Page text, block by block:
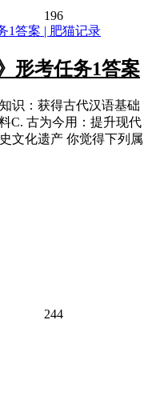
196
形考任务1答案
识：获得古代汉语基础
C. 古为今用：提升现代
文化遗产 你觉得下列属
244